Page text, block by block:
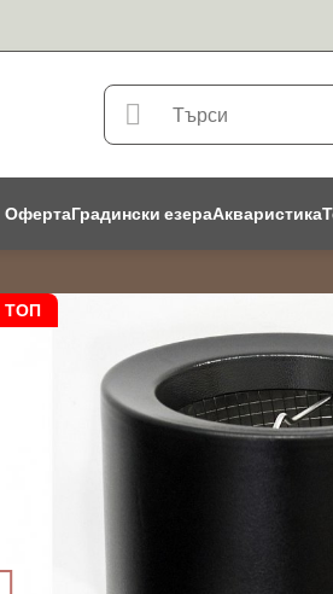
ОфертаГрадински езераАкваристика
ТОП